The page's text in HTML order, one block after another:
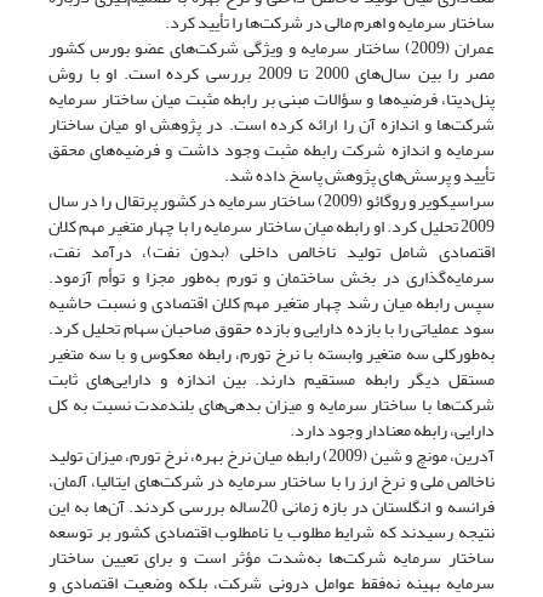
ساختار سرمایه و اهرم مالی در شرکت‌ها را تأیید کرد.
عمران (2009) ساختار سرمایه و ویژگی‌ شرکت‌های عضو بورس کشور
مصر را بین سال‌های 2000 تا 2009 بررسی کرده است. او با روش
پنل‌دیتا، فرضیه‌ها و سؤالات مبنی بر رابطه مثبت میان ساختار سرمایه
شرکت‌ها و اندازه آن را ارائه کرده است. در پژوهش او میان ساختار
سرمایه و اندازه شرکت رابطه مثبت وجود داشت و فرضیه‌های محقق
تأیید و پرسش‌های پژوهش پاسخ داده شد.
سراسیکویر و روگائو (2009) ساختار سرمایه در کشور پرتقال را در سال
2009 تحلیل کرد. او رابطه میان ساختار سرمایه را با چهار متغیر مهم کلان
اقتصادی شامل تولید ناخالص داخلی (بدون نفت)، درآمد نفت،
سرمایه‌گذاری در بخش ساختمان و تورم به‌طور مجزا و توأم آزمود.
سپس رابطه میان رشد چهار متغیر مهم کلان اقتصادی و نسبت حاشیه
سود عملیاتی را با بازده دارایی و بازده حقوق صاحبان سهام تحلیل کرد.
به‌طورکلی سه متغیر وابسته با نرخ تورم، رابطه معکوس و با سه متغیر
مستقل دیگر رابطه مستقیم دارند. بین اندازه و دارایی‌های ثابت
شرکت‌ها با ساختار سرمایه و میزان بدهی‌های بلندمدت نسبت به کل
دارایی، رابطه معنادار وجود دارد.
آدرین، مونچ و شین (2009) رابطه میان نرخ بهره، نرخ تورم، میزان تولید
ناخالص ملی و نرخ ارز را با ساختار سرمایه در شرکت‌های ایتالیا، آلمان،
فرانسه و انگلستان در بازه زمانی 20ساله بررسی کردند. آن‌ها به این
نتیجه رسیدند که شرایط مطلوب یا نامطلوب اقتصادی کشور بر توسعه
ساختار سرمایه شرکت‌ها به‌شدت مؤثر است و برای تعیین ساختار
سرمایه بهینه نه‌فقط عوامل درونی شرکت، بلکه وضعیت اقتصادی و